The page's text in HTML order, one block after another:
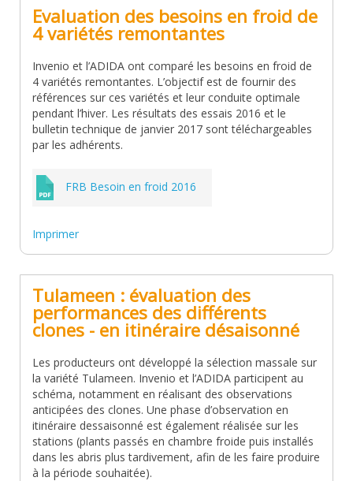
Evaluation des besoins en froid de
4 variétés remontantes
Invenio et l’ADIDA ont comparé les besoins en froid de
4 variétés remontantes. L’objectif est de fournir des
références sur ces variétés et leur conduite optimale
pendant l’hiver. Les résultats des essais 2016 et le
bulletin technique de janvier 2017 sont téléchargeables
par les adhérents.
FRB Besoin en froid 2016
Imprimer
Tulameen : évaluation des
performances des différents
clones - en itinéraire désaisonné
Les producteurs ont développé la sélection massale sur
la variété Tulameen. Invenio et l’ADIDA participent au
schéma, notamment en réalisant des observations
anticipées des clones. Une phase d’observation en
itinéraire dessaisonné est également réalisée sur les
stations (plants passés en chambre froide puis installés
dans les abris plus tardivement, afin de les faire produire
à la période souhaitée).